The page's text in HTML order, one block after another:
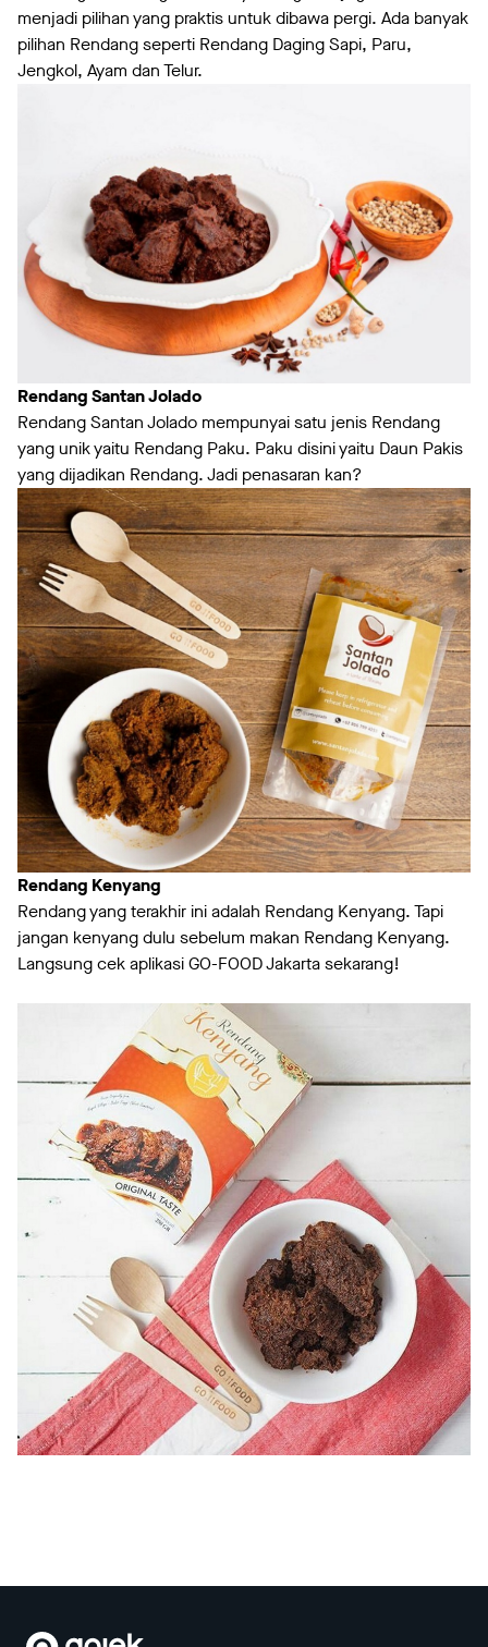
menjadi pilihan yang praktis untuk dibawa pergi. Ada banyak
pilihan Rendang seperti Rendang Daging Sapi, Paru,
Jengkol, Ayam dan Telur.
Rendang Santan Jolado
Rendang Santan Jolado mempunyai satu jenis Rendang
yang unik yaitu Rendang Paku. Paku disini yaitu Daun Pakis
yang dijadikan Rendang. Jadi penasaran kan?
Rendang Kenyang
Rendang yang terakhir ini adalah Rendang Kenyang. Tapi
jangan kenyang dulu sebelum makan Rendang Kenyang.
Langsung cek aplikasi GO-FOOD Jakarta sekarang!